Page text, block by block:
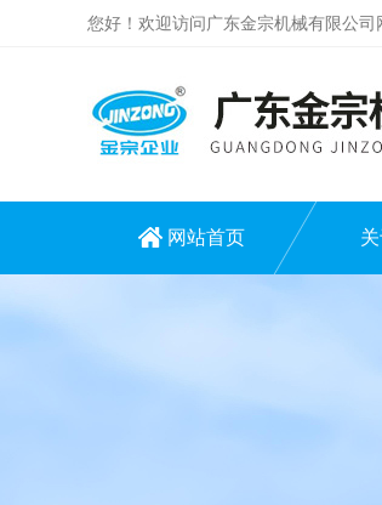
您好！欢迎访问广东金宗机械有限公司
网站首页